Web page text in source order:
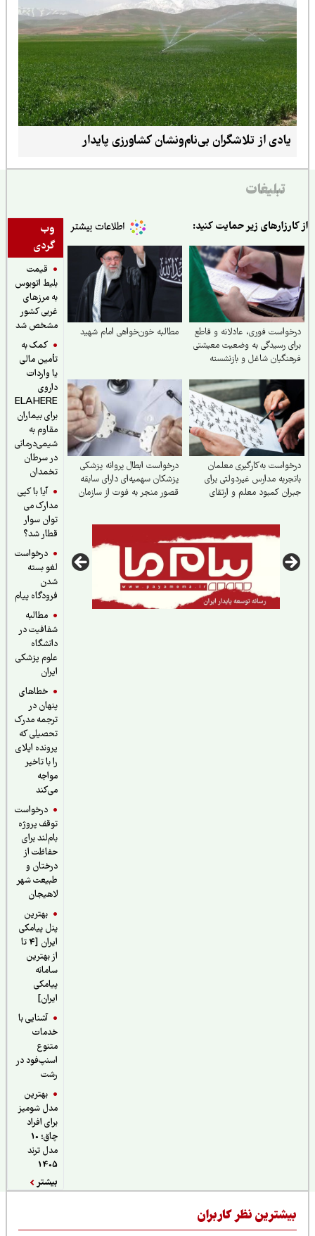
یادی از تلاشگران بی‌نام‌ونشان کشاورزی پایدار
تبلیغات
وب
گردی
قیمت
بلیط اتوبوس
به مرزهای
غربی کشور
مشخص شد
کمک به
تأمین مالی
یا واردات
داروی
ELAHERE
برای بیماران
مقاوم به
شیمی‌درمانی
در سرطان
تخمدان
آیا با کپی
مدارک می
توان سوار
قطار شد؟
درخواست
لغو بسته
فرودگاه پیام
مطالبه
شفافیت در
دانشگاه
علوم پزشکی
خطاهای
پنهان در
ترجمه مدرک
تحصیلی که
پرونده اپلای
را با تاخیر
درخواست
توقف پروژه
بام‌لند برای
حفاظت از
درختان و
طبیعت شهر
لاهیجان
بهترین
پنل پیامکی
ایران [4 تا
از بهترین
سامانه
پیامکی
آشنایی با
خدمات
اسنپ‌فود در
بهترین
مدل شومیز
برای افراد
چاق؛ 10
مدل ترند
زیر حمایت کنید:
فوری، عادلانه و قاطع
رسیدگی به وضعیت معیشتی
شاغل و بازنشسته
مطالبه خون‌خواهی امام شهید
به‌کارگیری معلمان
مدارس غیردولتی برای
کمبود معلم و ارتقای
درخواست ابطال پروانه پزشکی
پزشکان سهمیه‌ای دارای سابقه
قصور منجر به فوت از سازمان
نظر کاربران